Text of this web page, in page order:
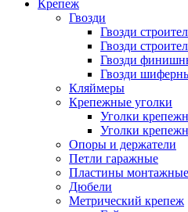
Крепеж
Гвозди
Гвозди
Гвозди
Гвозди
Гвозди
Кляймеры
Крепежные уголки
Уголки
Уголки
Опоры и держатели
Петли гаражные
Пластины монтажные
Дюбели
Метрический крепеж